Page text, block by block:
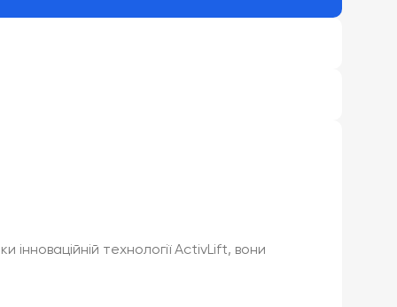
технології ActivLift, вони